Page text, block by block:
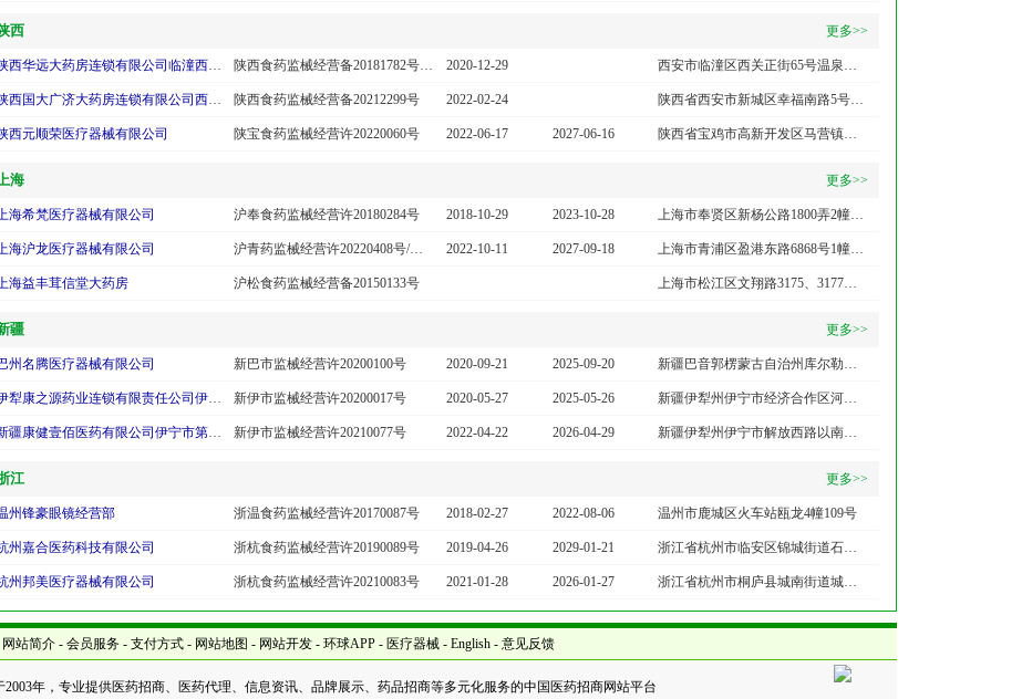
西 更多>>
陕西华远大药房连锁有限公司临潼西关正街店 陕西食药监械经营备20181782号(已注销) 2020-12-29 西安市临潼区西关正街65号温泉花园小区3幢1单元1层10116号
陕西国大广济大药房连锁有限公司西安幸福路店 陕西食药监械经营备20212299号 2022-02-24 陕西省西安市新城区幸福南路5号华清学府城20幢1单元10101室自北向南第二间
西元顺荣医疗器械有限公司 陕宝食药监械经营许20220060号 2022-06-17 2027-06-16 陕西省宝鸡市高新开发区马营镇和谐路（高新四路)新城天街3幢1单元13号
海 更多>>
海希梵医疗器械有限公司 沪奉食药监械经营许20180284号 2018-10-29 2023-10-28 上海市奉贤区新杨公路1800弄2幢2169室
海沪龙医疗器械有限公司 沪青药监械经营许20220408号/沪青药监械经营备20220450号 2022-10-11 2027-09-18 上海市青浦区盈港东路6868号1幢二层2397、2398室
海益丰茸信堂大药房 沪松食药监械经营备20150133号 上海市松江区文翔路3175、3177号1层112-1室
疆 更多>>
州名腾医疗器械有限公司 新巴市监械经营许20200100号 2020-09-21 2025-09-20 新疆巴音郭楞蒙古自治州库尔勒市经济技术开发区星凯城2号馆商铺负一层
伊犁康之源药业连锁有限责任公司伊宁市第三百三十三门店 新伊市监械经营许20200017号 2020-05-27 2025-05-26 新疆伊犁州伊宁市经济合作区河北路朝南3181号森怡翡翠城住宅小区商业楼1层103号、108号商铺
新疆康健壹佰医药有限公司伊宁市第二十三门店 新伊市监械经营许20210077号 2022-04-22 2026-04-29 新疆伊犁州伊宁市解放西路以南、合作区深圳路以东金乌·紫都城1号楼106商铺
江 更多>>
州锋豪眼镜经营部 浙温食药监械经营许20170087号 2018-02-27 2022-08-06 温州市鹿城区火车站瓯龙4幢109号
州嘉合医药科技有限公司 浙杭食药监械经营许20190089号 2019-04-26 2029-01-21 浙江省杭州市临安区锦城街道石镜街289号3幢602室
州邦美医疗器械有限公司 浙杭食药监械经营许20210083号 2021-01-28 2026-01-27 浙江省杭州市桐庐县城南街道城南路588号5楼042工位
网站简介- 会员服务- 支付方式- 网站地图 - 网站开发- 环球APP- 医疗器械- English- 意见反馈
2003年，专业提供医药招商、医药代理、信息资讯、品牌展示、药品招商等多元化服务的中国医药招商网站平台